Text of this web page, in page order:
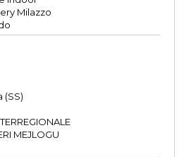
Milazzo
(SS)
MEJLOGU